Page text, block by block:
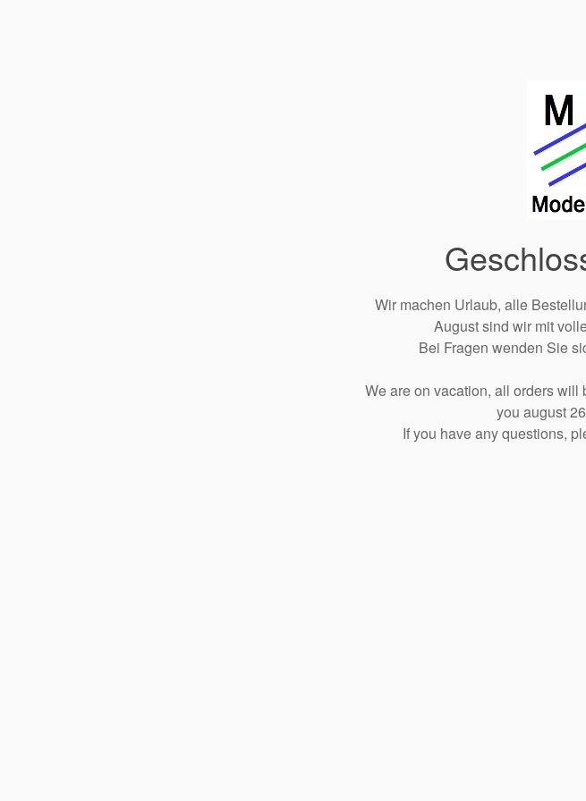
Wir machen Urlaub, alle
August sind wir mit
Bei Fragen wenden Sie
We are on vacation, all orders
you august
If you have any questions,